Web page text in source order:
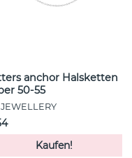
anchor Halsketten
50-55
Kaufen!